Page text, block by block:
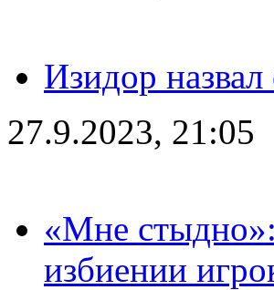
Изидор
27.9.2023, 21:05
«Мне
избиении